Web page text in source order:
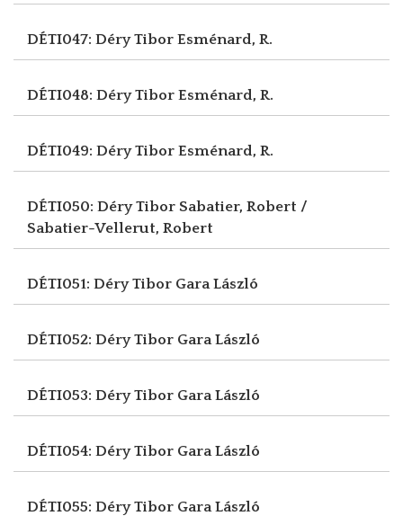
DÉTI047: Déry Tibor Esménard, R.
DÉTI048: Déry Tibor Esménard, R.
DÉTI049: Déry Tibor Esménard, R.
DÉTI050: Déry Tibor Sabatier, Robert /
Sabatier-Vellerut, Robert
DÉTI051: Déry Tibor Gara László
DÉTI052: Déry Tibor Gara László
DÉTI053: Déry Tibor Gara László
DÉTI054: Déry Tibor Gara László
DÉTI055: Déry Tibor Gara László